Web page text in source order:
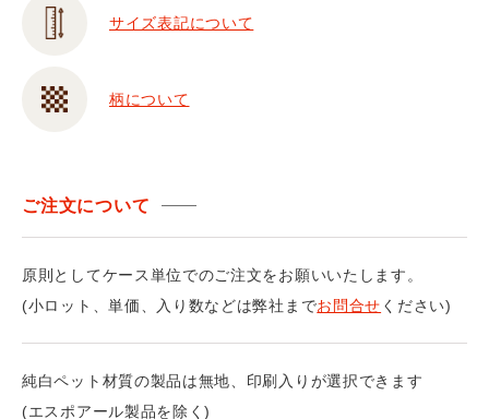
サイズ表記について
柄について
ご注文について
原則としてケース単位でのご注文をお願いいたします。
(小ロット、単価、入り数などは弊社までお問合せ ください)
純白ペット材質の製品は無地、印刷入りが選択できます
(エスポアール製品を除く)